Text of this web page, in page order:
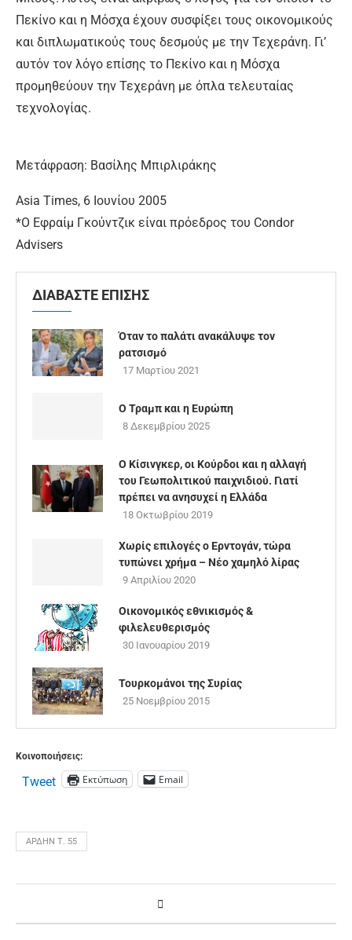
Πεκίνο και η Μόσχα έχουν συσφίξει τους οικονομικούς
και διπλωματικούς τους δεσμούς με την Τεχεράνη. Γι’
αυτόν τον λόγο επίσης το Πεκίνο και η Μόσχα
προμηθεύουν την Τεχεράνη με όπλα τελευταίας
τεχνολογίας.
Μετάφραση: Βασίλης Μπιρλιράκης
Asia Times, 6 Ioυνίου 2005
*Ο Εφραίμ Γκούντζικ είναι πρόεδρος του Condor
Advisers
ΔΙΑΒΑΣΤΕ ΕΠΙΣΗΣ
Όταν το παλάτι ανακάλυψε τον
ρατσισμό
17 Μαρτίου 2021
Ο Τραμπ και η Ευρώπη
8 Δεκεμβρίου 2025
Ο Κίσινγκερ, οι Κούρδοι και η αλλαγή
του Γεωπολιτικού παιχνιδιού. Γιατί
πρέπει να ανησυχεί η Ελλάδα
18 Οκτωβρίου 2019
Χωρίς επιλογές ο Ερντογάν, τώρα
τυπώνει χρήμα – Νέο χαμηλό λίρας
9 Απριλίου 2020
Οικονομικός εθνικισμός &
φιλελευθερισμός
30 Ιανουαρίου 2019
Τουρκομάνοι της Συρίας
25 Νοεμβρίου 2015
Κοινοποιήσεις:
Tweet Εκτύπωση Email
ΆΡΔΗΝ Τ. 55